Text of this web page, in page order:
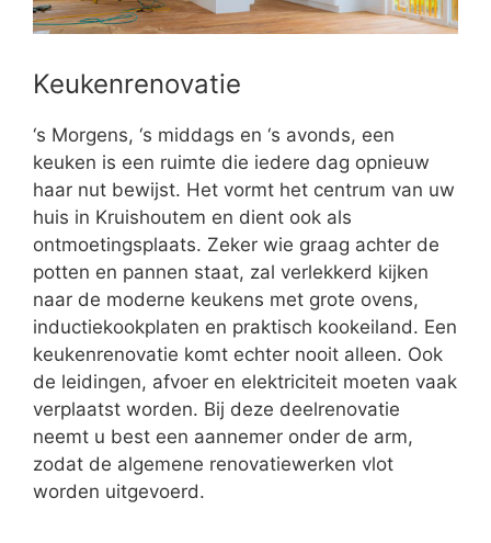
Keukenrenovatie
‘s Morgens, ‘s middags en ‘s avonds, een
keuken is een ruimte die iedere dag opnieuw
haar nut bewijst. Het vormt het centrum van uw
huis in Kruishoutem en dient ook als
ontmoetingsplaats. Zeker wie graag achter de
potten en pannen staat, zal verlekkerd kijken
naar de moderne keukens met grote ovens,
inductiekookplaten en praktisch kookeiland. Een
keukenrenovatie komt echter nooit alleen. Ook
de leidingen, afvoer en elektriciteit moeten vaak
verplaatst worden. Bij deze deelrenovatie
neemt u best een aannemer onder de arm,
zodat de algemene renovatiewerken vlot
worden uitgevoerd.